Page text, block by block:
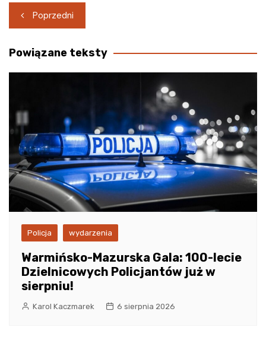
Nawigacja
wpisu
Poprzedni
Powiązane teksty
Policja wydarzenia
Warmińsko-Mazurska Gala: 100-lecie
Dzielnicowych Policjantów już w
sierpniu!
Karol Kaczmarek 6 sierpnia 2026